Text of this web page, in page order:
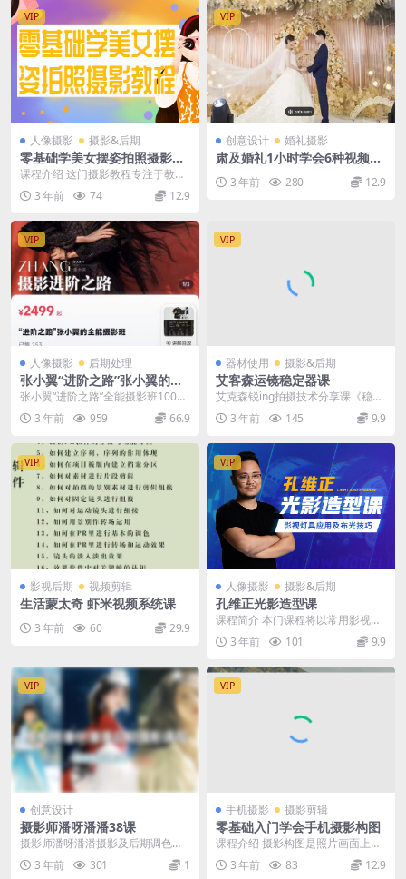
VIP
人像摄影 摄影&后期
零基础学美女摆姿拍照摄影教
程
课程介绍 这门摄影教程专注于教授
零基础者如何拍摄美女摆姿照片。
学员将学习技巧和技...
3 年前 74 12.9
VIP
创意设计 婚礼摄影
肃及婚礼1小时学会6种视频风
3 年前 280 12.9
VIP
人像摄影 后期处理
张小翼“进阶之路”张小翼的全
能摄影班
张小翼“进阶之路”全能摄影班100集
完整版内景布光 外景拍摄 婚礼跟拍
内容都有【...
3 年前 959 66.9
VIP
器材使用 摄影&后期
艾客森运镜稳定器课
艾克森锐ing拍摄技术分享课《稳定
器拍摄技巧》 课程目录 1使用稳定
器都需要做哪...
3 年前 145 9.9
VIP
影视后期 视频剪辑
生活蒙太奇 虾米视频系统课
3 年前 60 29.9
VIP
人像摄影 摄影&后期
孔维正光影造型课
课程简介 本门课程将以常用影视灯
具为脉络，在梳理灯具特点及用途
的同时，提供符合灯...
3 年前 101 9.9
VIP
创意设计
摄影师潘呀潘潘38课
摄影师潘呀潘潘摄影及后期调色中
文课程
3 年前 301 1
VIP
手机摄影 摄影剪辑
零基础入门学会手机摄影构图
课程介绍 摄影构图是照片画面上的
布局、结构。其具体含义是运用相
机镜头的成像特征和...
3 年前 83 12.9